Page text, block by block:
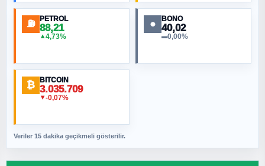
⛽ PETROL
88,21
▲4,73%
● BONO
40,02
▬0,00%
₿ BITCOIN
3.035.709
▼-0,07%
Veriler 15 dakika geçikmeli gösterilir.